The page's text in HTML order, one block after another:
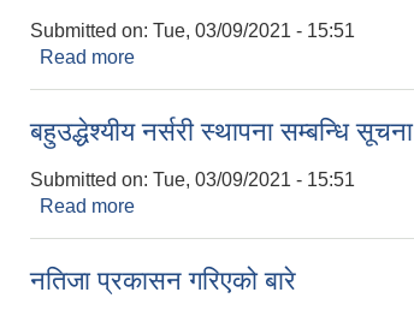
Submitted on: Tue, 03/09/2021 - 15:51
Read more
बहुउद्धेश्यीय नर्सरी स्थापना सम्बन्धि सूचना
Submitted on: Tue, 03/09/2021 - 15:51
Read more
नतिजा प्रकासन गरिएको बारे